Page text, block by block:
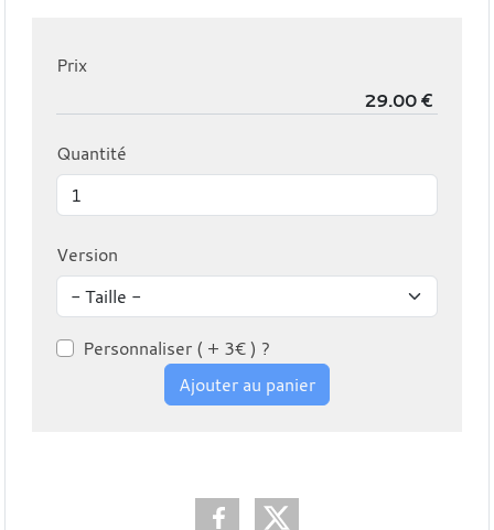
Prix
Quantité
Version
Personnaliser ( + 3€ ) ?
Ajouter au panier